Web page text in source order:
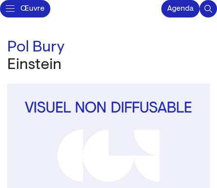
Œuvre Agenda
Pol Bury
Einstein